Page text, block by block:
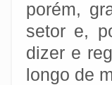
porém,
setor e,
dizer e
longo de